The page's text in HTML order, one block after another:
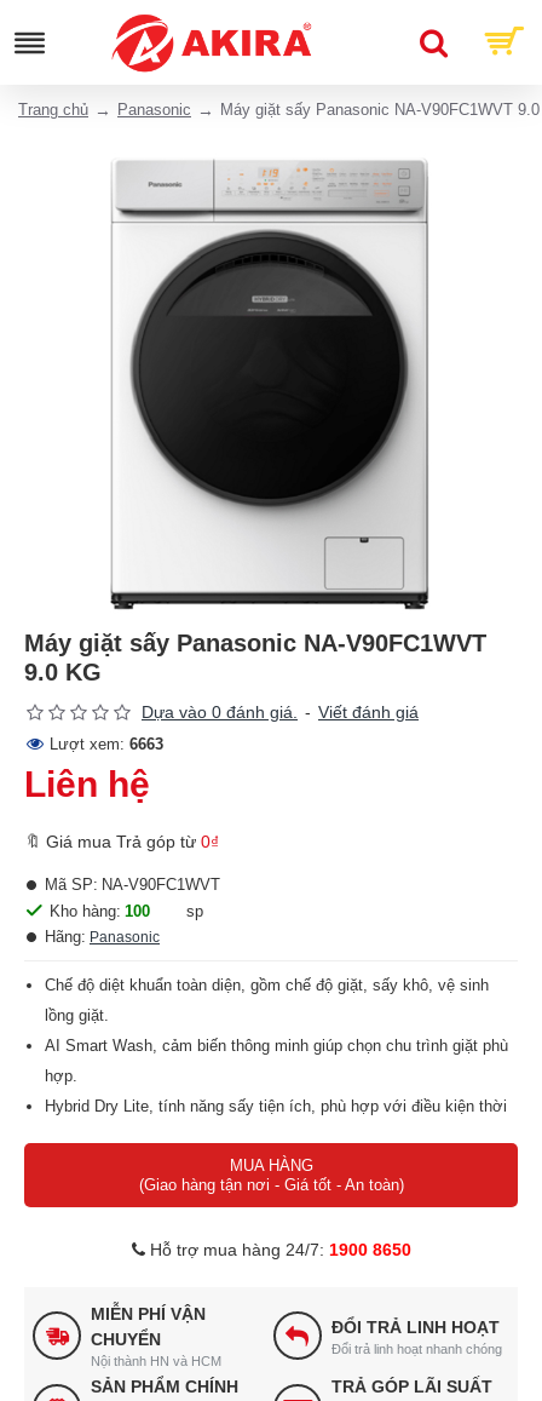
Trang chủ Panasonic Máy giặt sấy Panasonic NA-V90FC1WVT
Máy giặt sấy Panasonic NA-V90FC1WVT
9.0 KG
Dựa vào 0 đánh giá. - Viết đánh giá
Lượt xem: 6663
Liên hệ
🔖 Giá mua Trả góp từ 0₫
Kho hàng: 100
sp
Hãng: Panasonic
Mã SP: NA-V90FC1WVT
Chế độ diệt khuẩn toàn diện, gồm chế độ giặt, sấy khô, vệ sinh
lồng giặt.
AI Smart Wash, cảm biến thông minh giúp chọn chu trình giặt phù
hợp.
Hybrid Dry Lite, tính năng sấy tiện ích, phù hợp với điều kiện thời
Sấy diệt khuẩn, loại bỏ vi khuẩn đến 99% ở nhiệt độ thấp.
Xuất xứ: Việt Nam.
MUA HÀNG
(Giao hàng tận nơi - Giá tốt - An toàn)
Hỗ trợ mua hàng 24/7: 1900 8650
MIỄN PHÍ VẬN
CHUYỂN
Nội thành HN và HCM
ĐỔI TRẢ LINH HOẠT
Đổi trả linh hoạt nhanh chóng
SẢN PHẨM CHÍNH
TRẢ GÓP LÃI SUẤT